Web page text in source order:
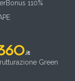
110%
Green